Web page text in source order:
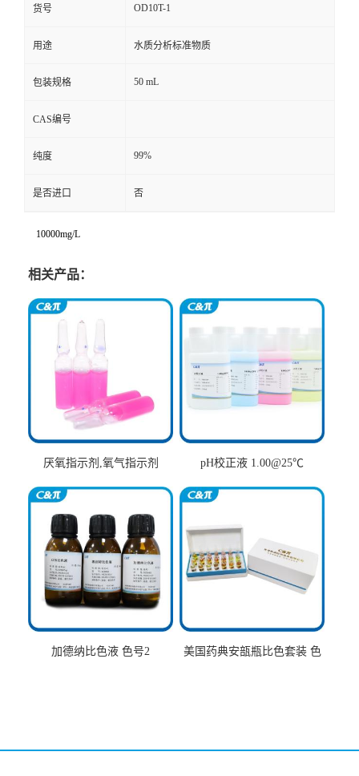
货号 OD10T-1
用途 水质分析标准物质
包装规格 50 mL
CAS编号
纯度 99%
是否进口 否
10000mg/L
相关产品：
厌氧指示剂,氧气指示剂 pH校正液 1.00@25℃
加德纳比色液 色号2
美国药典安瓿瓶比色套装 色